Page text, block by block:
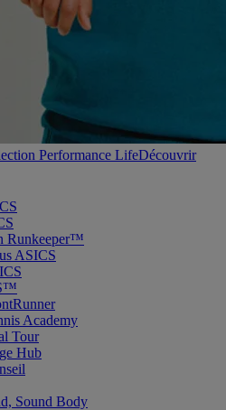
Performance LifeDécouvrir
Runkeeper™
ASICS
Academy
Tour
Hub
Sound Body